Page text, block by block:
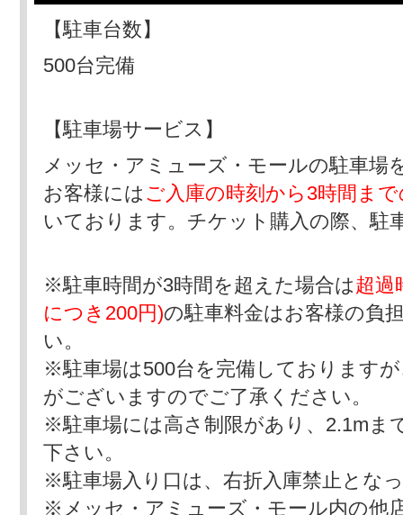
【駐車台数】
500台完備
【駐車場サービス】
メッセ・アミューズ・モールの駐車場
お客様には ご入庫の時刻から3時間ま
いております。チケット購入の際、駐
※駐車時間が3時間を超えた場合は超過
につき200円)の駐車料金はお客様の負
い。
※駐車場は500台を完備しております
がございますのでご了承ください。
※駐車場には高さ制限があり、2.1mま
下さい。
※駐車場入り口は、右折入庫禁止とな
※メッセ・アミューズ・モール内の他